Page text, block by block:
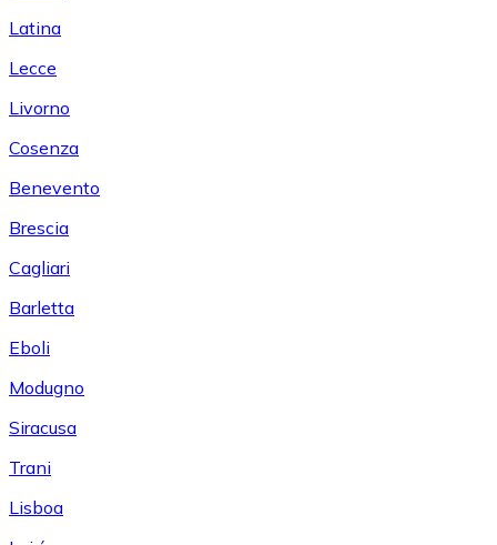
Latina
Lecce
Livorno
Cosenza
Benevento
Brescia
Cagliari
Barletta
Eboli
Modugno
Siracusa
Trani
Lisboa